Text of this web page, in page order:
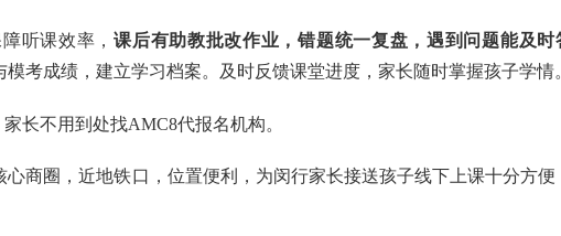
听课效率，课后有助教批改作业，错题统一复盘，遇到问题能及时
考成绩，建立学习档案。及时反馈课堂进度，家长随时掌握孩子学情
长不用到处找AMC8代报名机构。
商圈，近地铁口，位置便利，为闵行家长接送孩子线下上课十分方便